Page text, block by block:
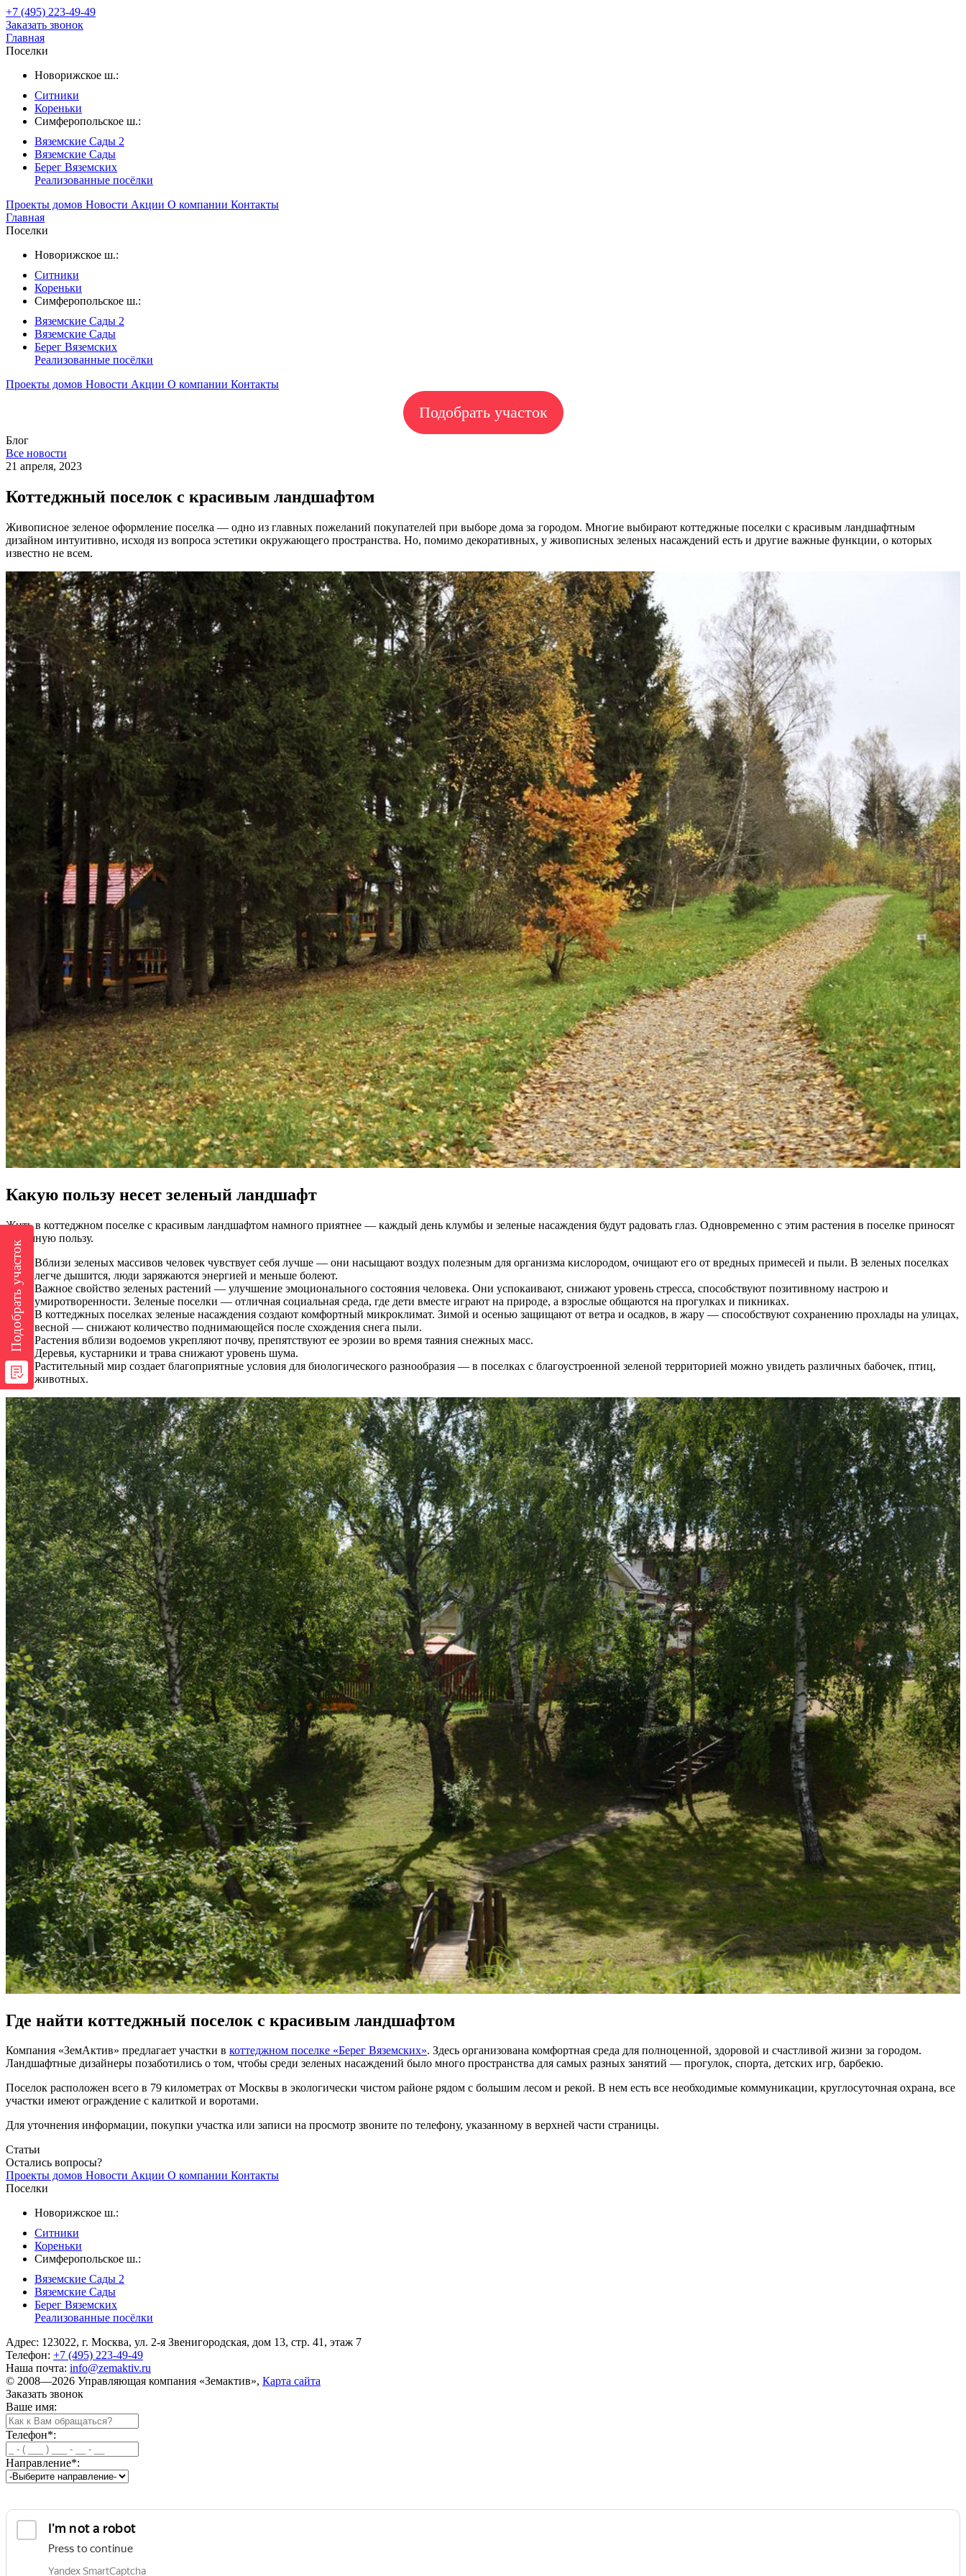
+7 (495) 223-49-49
Заказать звонок
Главная
Поселки
Новорижское ш.:
Ситники
Кореньки
Симферопольское ш.:
Вяземские Сады 2
Вяземские Сады
Берег Вяземскиx
Реализованные посёлки
Проекты домов Новости Акции О компании Контакты
Главная
Поселки
Новорижское ш.:
Ситники
Кореньки
Симферопольское ш.:
Вяземские Сады 2
Вяземские Сады
Берег Вяземскиx
Реализованные посёлки
Проекты домов Новости Акции О компании Контакты
Подобрать участок
Подобрать участок
Блог
Все новости
21 апреля, 2023
Коттеджный поселок с красивым ландшафтом
Живописное зеленое оформление поселка — одно из главных пожеланий покупателей при выборе дома за городом. Многие выбирают коттеджные поселки с красивым ландшафтным
дизайном интуитивно, исходя из вопроса эстетики окружающего пространства. Но, помимо декоративных, у живописных зеленых насаждений есть и другие важные функции, о которых
известно не всем.
Какую пользу несет зеленый ландшафт
Жить в коттеджном поселке с красивым ландшафтом намного приятнее — каждый день клумбы и зеленые насаждения будут радовать глаз. Одновременно с этим растения в поселке приносят
огромную пользу.
Вблизи зеленых массивов человек чувствует себя лучше — они насыщают воздух полезным для организма кислородом, очищают его от вредных примесей и пыли. В зеленых поселках
легче дышится, люди заряжаются энергией и меньше болеют.
Важное свойство зеленых растений — улучшение эмоционального состояния человека. Они успокаивают, снижают уровень стресса, способствуют позитивному настрою и
умиротворенности. Зеленые поселки — отличная социальная среда, где дети вместе играют на природе, а взрослые общаются на прогулках и пикниках.
В коттеджных поселках зеленые насаждения создают комфортный микроклимат. Зимой и осенью защищают от ветра и осадков, в жару — способствуют сохранению прохлады на улицах,
весной — снижают количество поднимающейся после схождения снега пыли.
Растения вблизи водоемов укрепляют почву, препятствуют ее эрозии во время таяния снежных масс.
Деревья, кустарники и трава снижают уровень шума.
Растительный мир создает благоприятные условия для биологического разнообразия — в поселках с благоустроенной зеленой территорией можно увидеть различных бабочек, птиц,
животных.
Где найти коттеджный поселок с красивым ландшафтом
Компания «ЗемАктив» предлагает участки в коттеджном поселке «Берег Вяземских». Здесь организована комфортная среда для полноценной, здоровой и счастливой жизни за городом.
Ландшафтные дизайнеры позаботились о том, чтобы среди зеленых насаждений было много пространства для самых разных занятий — прогулок, спорта, детских игр, барбекю.
Поселок расположен всего в 79 километрах от Москвы в экологически чистом районе рядом с большим лесом и рекой. В нем есть все необходимые коммуникации, круглосуточная охрана, все
участки имеют ограждение с калиткой и воротами.
Для уточнения информации, покупки участка или записи на просмотр звоните по телефону, указанному в верхней части страницы.
Статьи
Остались вопросы?
Проекты домов Новости Акции О компании Контакты
Поселки
Новорижское ш.:
Ситники
Кореньки
Симферопольское ш.:
Вяземские Сады 2
Вяземские Сады
Берег Вяземскиx
Реализованные посёлки
Адрес: 123022, г. Москва, ул. 2-я Звенигородская, дом 13, стр. 41, этаж 7
Телефон: +7 (495) 223-49-49
Наша почта: info@zemaktiv.ru
© 2008—2026 Управляющая компания «Земактив», Карта сайта
Заказать звонок
Ваше имя:
Телефон*:
Направление*: